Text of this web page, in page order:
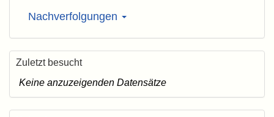
Nachverfolgungen
Zuletzt besucht
Keine anzuzeigenden Datensätze